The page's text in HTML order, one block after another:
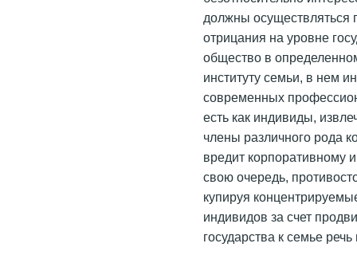
должны осуществляться
отрицания на уровне
общество в
институту семьи, в нем
современных
есть как индивиды,
члены различного рода
вредит корпоративному
свою очередь,
купируя
индивидов за счет
государства к семье